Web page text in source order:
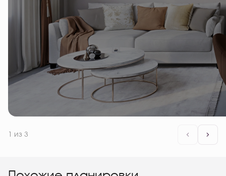
1 из 3